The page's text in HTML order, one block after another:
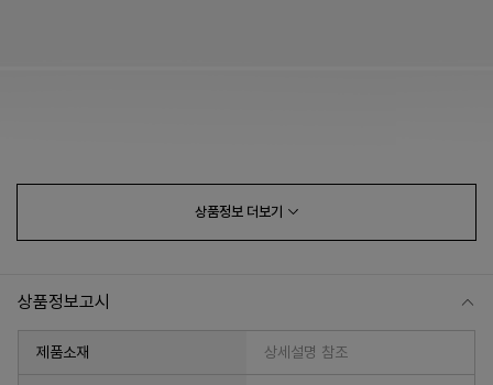
상품정보 더보기
상품정보고시
제품소재 상세설명 참조